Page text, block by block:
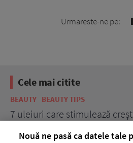
Urmareste-ne pe:
Cele mai citite
BEAUTY BEAUTY TIPS
7 uleiuri care stimulează
Nouă ne pasă ca datele tale